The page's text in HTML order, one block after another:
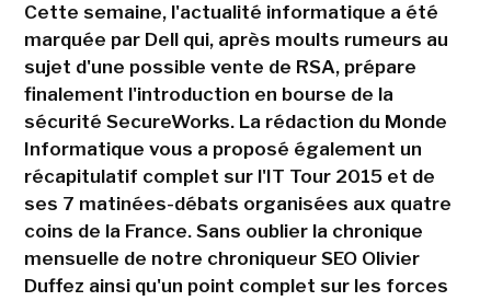
Cette semaine, l'actualité informatique a été
marquée par Dell qui, après moults rumeurs au
sujet d'une possible vente de RSA, prépare
finalement l'introduction en bourse de la
sécurité SecureWorks. La rédaction du Monde
Informatique vous a proposé également un
récapitulatif complet sur l'IT Tour 2015 et de
ses 7 matinées-débats organisées aux quatre
coins de la France. Sans oublier la chronique
mensuelle de notre chroniqueur SEO Olivier
Duffez ainsi qu'un point complet sur les forces